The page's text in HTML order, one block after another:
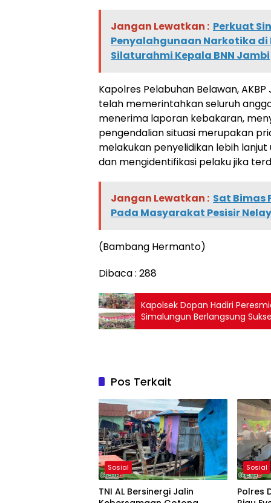
Jangan Lewatkan : Perkuat
Penyalahgunaan Narkotika
Silaturahmi Kepala BNN Jambi
Kapolres Pelabuhan Belawan,
telah memerintahkan seluruh
menerima laporan kebakaran,
pengendalian situasi merupakan
melakukan penyelidikan lebih
dan mengidentifikasi pelaku jika
Jangan Lewatkan : Sat Bimas
Pada Masyarakat Pesisir
(Bambang Hermanto)
Dibaca : 288
Kapolsek Dopan Hadiri
Simalungun Berlangsung
Pos Terkait
Sosial
TNI AL Bersinergi Jalin
Sosial
Polres